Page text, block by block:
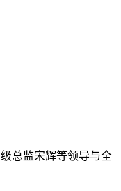
总监宋辉等领导与全